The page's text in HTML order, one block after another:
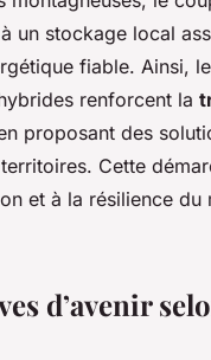
un stockage local
fiable. Ainsi,
renforcent la
proposant des
Cette
et à la résilience du
d’avenir